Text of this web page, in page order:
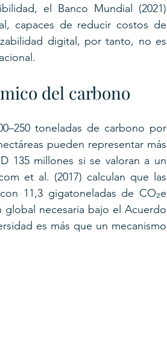
el Banco Mundial (2021)
capaces de reducir costos de
digital, por tanto, no es
del carbono
toneladas de carbono por
pueden representar más
135 millones si se valoran a un
et al. (2017) calculan que las
11,3 gigatoneladas de CO₂e
global necesaria bajo el Acuerdo
es más que un mecanismo